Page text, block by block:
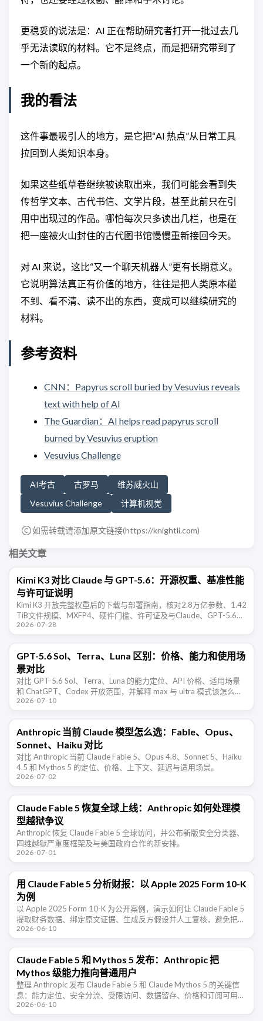
更稳妥的说法是：AI 正在帮助研究者打开一批过去几
乎无法读取的材料。它不是终点，而是把研究带到了
一个新的起点。
我的看法
这件事最吸引人的地方，是它把“AI 热点”从日常工具
拉回到人类知识本身。
如果这些纸草卷继续被读取出来，我们可能会看到失
传哲学文本、古代书信、文学片段，甚至此前只在引
用中出现过的作品。哪怕每次只多读出几栏，也是在
把一座被火山封住的古代图书馆慢慢重新接回今天。
对 AI 来说，这比“又一个聊天机器人”更有长期意义。
它说明算法真正有价值的地方，往往是把人类原本碰
不到、看不清、读不出的东西，变成可以继续研究的
材料。
参考资料
CNN：Papyrus scroll buried by Vesuvius reveals
text with help of AI
The Guardian：AI helps read papyrus scroll
burned by Vesuvius eruption
Vesuvius Challenge
AI考古 古罗马
维苏威火山
Vesuvius Challenge
计算机视觉
如需转载请添加原文链接(https://knightli.com)
相关文章
Kimi K3 对比 Claude 与 GPT-5.6：开源权重、基准性能
与许可证说明
Kimi K3 开放完整权重后的下载与部署指南，核对2.8万亿参数、1.42
TiB文件规模、MXFP4、硬件门槛、许可证及与Claude、GPT-5.6的
基准差异。
2026-07-28
GPT-5.6 Sol、Terra、Luna 区别：价格、能力和使用场
景对比
对比 GPT-5.6 Sol、Terra、Luna 的能力定位、API 价格、适用场景
和 ChatGPT、Codex 开放范围，并解释 max 与 ultra 模式该怎么
选。
2026-07-10
Anthropic 当前 Claude 模型怎么选：Fable、Opus、
Sonnet、Haiku 对比
对比 Anthropic 当前 Claude Fable 5、Opus 4.8、Sonnet 5、Haiku
4.5 和 Mythos 5 的定位、价格、上下文、延迟与适用场景。
2026-07-02
Claude Fable 5 恢复全球上线：Anthropic 如何处理模
型越狱争议
Anthropic 恢复 Claude Fable 5 全球访问，并公布新版安全分类器、
四维越狱严重度框架及与美国政府合作的新安排。
2026-07-01
用 Claude Fable 5 分析财报：以 Apple 2025 Form 10-K
为例
以 Apple 2025 Form 10-K 为公开案例，演示如何让 Claude Fable 5
提取财务数据、绑定原文证据、生成反方假设并人工复核，避免把
AI 当成荐股工具。
2026-06-10
Claude Fable 5 和 Mythos 5 发布：Anthropic 把
Mythos 级能力推向普通用户
整理 Anthropic 发布 Claude Fable 5 和 Claude Mythos 5 的关键信
息：能力定位、安全分流、受限访问、数据留存、价格和订阅可用
性。
2026-06-10